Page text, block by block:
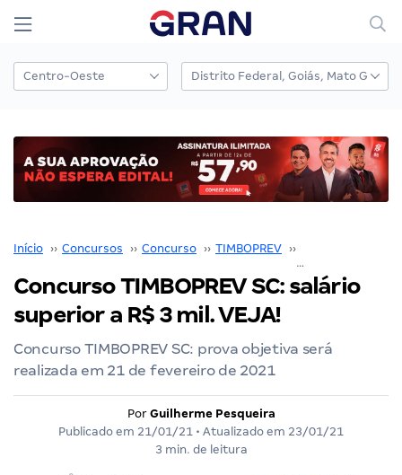
Início ›› Concursos ›› Concurso ›› TIMBOPREV ››
Concurso TIMBOPREV SC: salário
superior a R$ 3 mil. VEJA!
Concurso TIMBOPREV SC: prova objetiva será
realizada em 21 de fevereiro de 2021
Por Guilherme Pesqueira
Publicado em 21/01/21 • Atualizado em 23/01/21
3 min. de leitura